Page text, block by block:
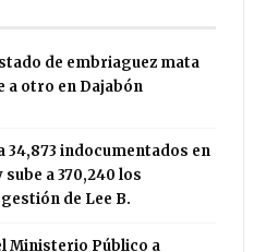
de embriaguez mata
a otro en Dajabón
34,873 indocumentados en
a 370,240 los
de Lee B.
Ministerio Público a